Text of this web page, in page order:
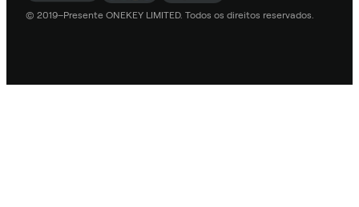
© 2019–Presente ONEKEY LIMITED. Todos os direitos reservados.